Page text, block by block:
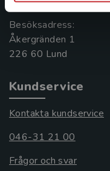
Besöksadress:
Åkergränden 1
Kundservice
Kontakta kundservice
046-31 21 00
Frågor och svar